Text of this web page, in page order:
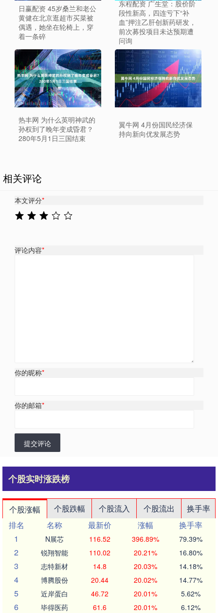
日赢配资 45岁桑兰和老公
黄健在北京逛超市买菜被
偶遇，她坐在轮椅上，穿
着一条碎
东程配资 广生堂：股价阶
段性新高，四连亏下“补
血”押注乙肝创新药研发，
前次募投项目未达预期遭
问询
热丰网 为什么英明神武的
孙权到了晚年变成昏君？
280年5月1日三国结束
翼牛网 4月份国民经济保
持向新向优发展态势
相关评论
本文评分*
评论内容*
你的昵称*
你的邮箱*
提交评论
个股实时涨跌榜
个股涨幅 个股跌幅 个股流入 个股流出
换手率
排名
名称 最新价 涨幅
换手率
1
N展芯 116.52 396.89% 79.39%
2 锐翔智能 110.02 20.21% 16.80%
3 志特新材 14.8 20.03% 14.18%
4 博腾股份 20.44 20.02% 14.77%
5 近岸蛋白 46.72 20.01% 5.62%
6 毕得医药 61.6 20.01% 6.12%